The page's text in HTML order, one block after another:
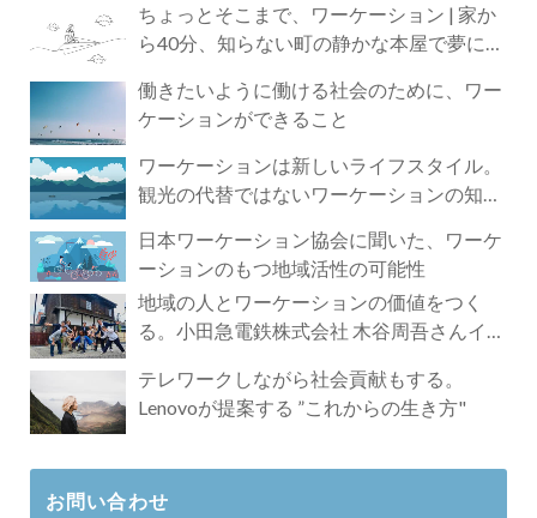
ちょっとそこまで、ワーケーション | 家か
ら40分、知らない町の静かな本屋で夢に近
働きたいように働ける社会のために、ワー
ケーションができること
ワーケーションは新しいライフスタイル。
観光の代替ではないワーケーションの知ら
日本ワーケーション協会に聞いた、ワーケ
ーションのもつ地域活性の可能性
地域の人とワーケーションの価値をつく
る。小田急電鉄株式会社 木谷周吾さんイン
テレワークしながら社会貢献もする。
Lenovoが提案する ”これからの生き方"
お問い合わせ